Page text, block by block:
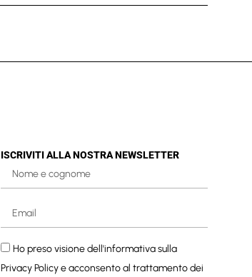
ISCRIVITI ALLA NOSTRA NEWSLETTER
Ho preso visione dell'informativa sulla
Privacy Policye acconsento al trattamento dei